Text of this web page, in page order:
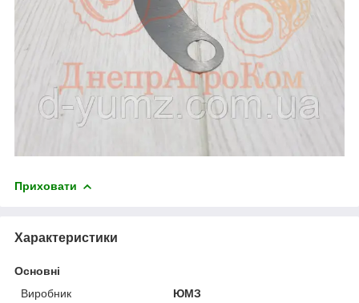
Приховати
Характеристики
Основні
Виробник
ЮМЗ